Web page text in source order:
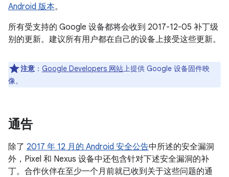
Android 版本。
所有受支持的 Google 设备都将会收到 2017-12-05 补丁级
别的更新。建议所有用户都在自己的设备上接受这些更新。
注意 ： Google Developers 网站上提供 Google 设备固件映
像。
通告
除了 2017 年 12 月的 Android 安全公告中所述的安全漏洞
外，Pixel 和 Nexus 设备中还包含针对下述安全漏洞的补
丁。合作伙伴在至少一个月前就已收到关于这些问题的通